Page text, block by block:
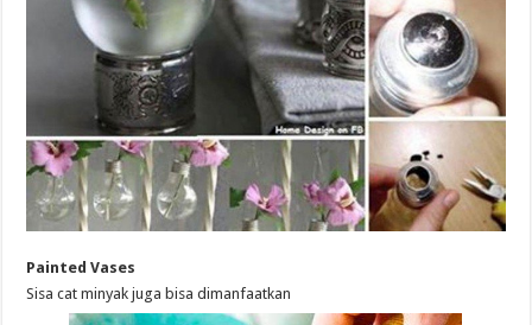
Painted Vases
Sisa cat minyak juga bisa dimanfaatkan